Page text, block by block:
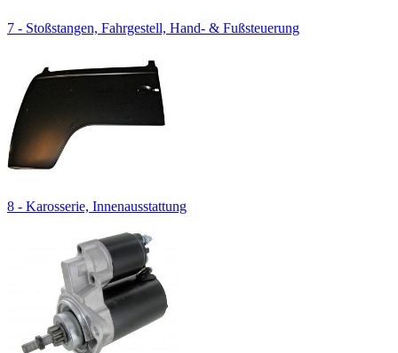
7 - Stoßstangen, Fahrgestell, Hand- & Fußsteuerung
8 - Karosserie, Innenausstattung